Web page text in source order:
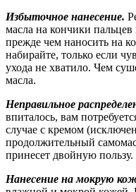
Избыточное нанесение.
масла на кончики пальцев
прежде чем наносить на
набирайте, только если
ухода не хватило. Чем
масла.
Неправильное
впиталось, вам
случае с кремом
продолжительный
принесет двойную пользу.
Нанесение на мокрую